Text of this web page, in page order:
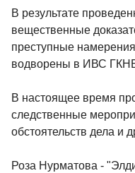
В результате
вещественные
преступные
водворены в ИВС
В настоящее время
следственные
обстоятельств дела и
Роза Нурматова -